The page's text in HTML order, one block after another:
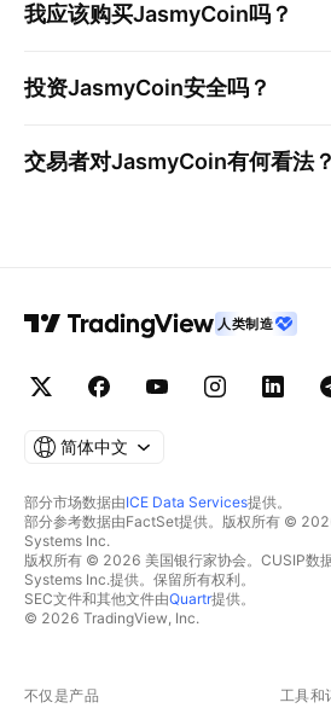
我应该购买JasmyCoin吗？
投资JasmyCoin安全吗？
交易者对JasmyCoin有何看法？
人类制造
简体中文
部分市场数据由ICE Data Services提供。
部分参考数据由FactSet提供。版权所有 ©
Systems Inc.
版权所有 © 2026 美国银行家协会。CUSIP数
Systems Inc.提供。保留所有权利。
SEC文件和其他文件由Quartr提供。
© 2026 TradingView, Inc.
不仅是产品 工具和